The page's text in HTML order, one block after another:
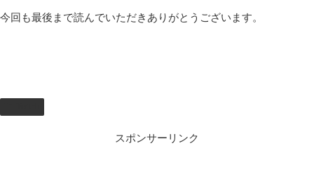
今回も最後まで読んでいただきありがとうございます。
スポンサーリンク